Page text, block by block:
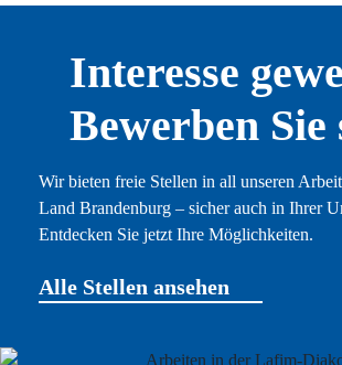
Interesse
Bewerben Sie
Wir bieten freie Stellen in all unseren
Land Brandenburg – sicher auch in Ihrer
Entdecken Sie jetzt Ihre Möglichkeiten.
Alle Stellen ansehen